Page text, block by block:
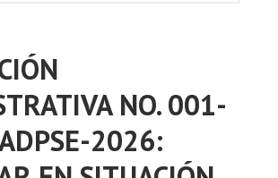
NO. 001-
2026: